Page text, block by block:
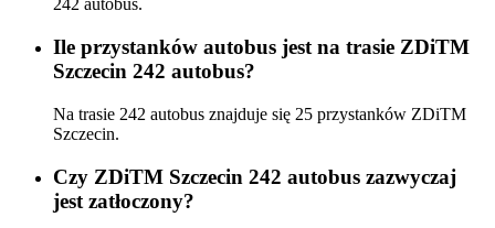
242 autobus.
Ile przystanków autobus jest na trasie ZDiTM
Szczecin 242 autobus?
Na trasie 242 autobus znajduje się 25 przystanków ZDiTM
Szczecin.
Czy ZDiTM Szczecin 242 autobus zazwyczaj
jest zatłoczony?